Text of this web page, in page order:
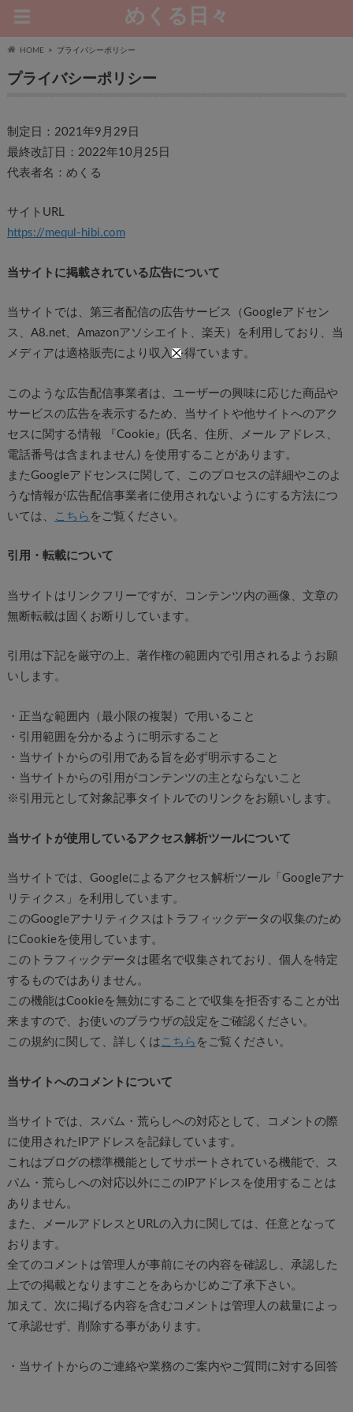
めくる日々
HOME プライバシーポリシー
プライバシーポリシー
制定日：2021年9月29日
最終改訂日：2022年10月25日
代表者名：めくる
サイトURL
https://mequl-hibi.com
当サイトに掲載されている広告について
当サイトでは、第三者配信の広告サービス（Googleアドセン
ス、A8.net、Amazonアソシエイト、楽天）を利用しており、当
メディアは適格販売により収入を得ています。
このような広告配信事業者は、ユーザーの興味に応じた商品や
サービスの広告を表示するため、当サイトや他サイトへのアク
セスに関する情報 『Cookie』(氏名、住所、メール アドレス、
電話番号は含まれません) を使用することがあります。
またGoogleアドセンスに関して、このプロセスの詳細やこのよ
うな情報が広告配信事業者に使用されないようにする方法につ
いては、
こちら をご覧ください。
引用・転載について
当サイトはリンクフリーですが、コンテンツ内の画像、文章の
無断転載は固くお断りしています。
引用は下記を厳守の上、著作権の範囲内で引用されるようお願
いします。
・正当な範囲内（最小限の複製）で用いること
・引用範囲を分かるように明示すること
・当サイトからの引用である旨を必ず明示すること
・当サイトからの引用がコンテンツの主とならないこと
※引用元として対象記事タイトルでのリンクをお願いします。
当サイトが使用しているアクセス解析ツールについて
当サイトでは、Googleによるアクセス解析ツール「Googleアナ
リティクス」を利用しています。
このGoogleアナリティクスはトラフィックデータの収集のため
にCookieを使用しています。
このトラフィックデータは匿名で収集されており、個人を特定
するものではありません。
この機能はCookieを無効にすることで収集を拒否することが出
来ますので、お使いのブラウザの設定をご確認ください。
この規約に関して、詳しくは こちら をご覧ください。
当サイトへのコメントについて
当サイトでは、スパム・荒らしへの対応として、コメントの際
に使用されたIPアドレスを記録しています。
これはブログの標準機能としてサポートされている機能で、ス
パム・荒らしへの対応以外にこのIPアドレスを使用することは
ありません。
また、メールアドレスとURLの入力に関しては、任意となって
おります。
全てのコメントは管理人が事前にその内容を確認し、承認した
上での掲載となりますことをあらかじめご了承下さい。
加えて、次に掲げる内容を含むコメントは管理人の裁量によっ
て承認せず、削除する事があります。
・当サイトからのご連絡や業務のご案内やご質問に対する回答